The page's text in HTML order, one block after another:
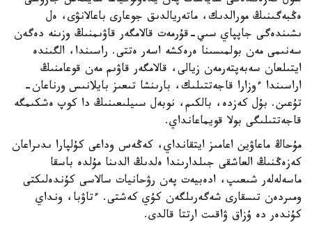
ەڭبەگىنىڭ مورالدىك، ماتەريالدىق جوعارى باعالانۋى، ەل
ىشىندەگى جاپپاي سىي-قۇرمەت قالامگەر قاۋىمنىڭ وزىنە دەگەن
سەنىمى مەن بولمىسىنا ەرەكشە اسەر ەتتى. راسىندا، الگىندە
ايتىلعان سەبەپتەرمەن زيالى، قالامگەر قاۋىم مەن قوعامنىڭ
اراسىندا ءوزارا قاجەتتىلىك، بارىنشا تىعىز بايلانىس ورناعان-
تۇعىن. بۇل كەزدە، بالكىم، نوبەل سىيلىعىنىڭ دا كوپ ەشكىمگە
قاجەتتىلىگى بولا قويماعانداي.
مۇحاڭ ماعاۋين اعامىز ايتقانداي، كەڭەس وداعى كۇلپارا ىدىراعان
كەزەڭنىڭ العاشقى جىلدارىندا ەلدىڭ الدىنا مۇلدە باسقا
ماسەلەلەر شىعىپ، ادەبيەت پەن رۋحانيات سالاسى كۇندەلىكتى
ومىردەن تىسقارى شەگەرىلگەن كۇي كەشتى. ءتاۋبا، ونداي
كۇندەر دە ۇزاق ۋاقىت ارتتا قالدى.